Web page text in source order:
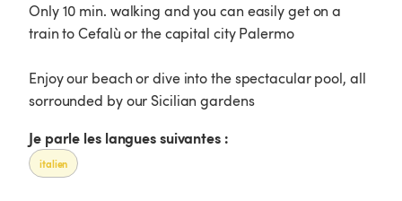
Only 10 min. walking and you can easily get on a
train to Cefalù or the capital city Palermo
Enjoy our beach or dive into the spectacular pool, all
sorrounded by our Sicilian gardens
Je parle les langues suivantes :
italien